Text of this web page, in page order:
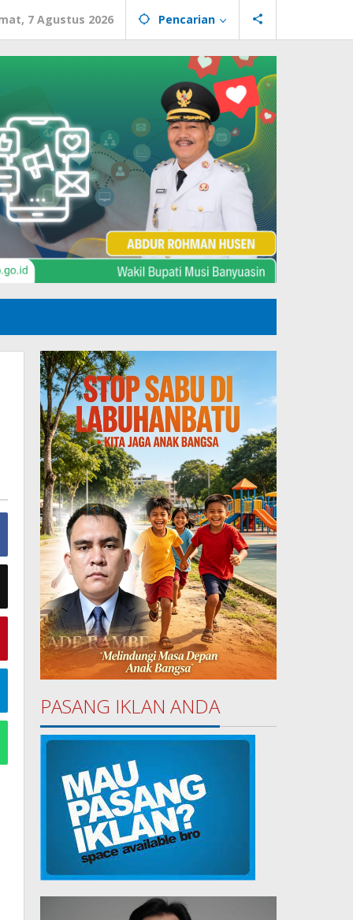
7 Agustus 2026 Pencarian
PASANG IKLAN ANDA